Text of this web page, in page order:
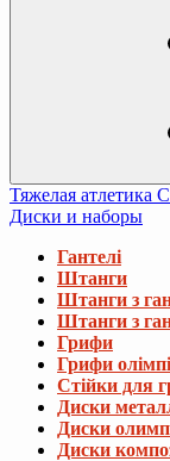
Тяжелая атлетика
Диски и наборы
Гантелі
Штанги
Штанги з
Штанги з
Грифи
Грифи
Стійки для
Диски
Диски
Диски